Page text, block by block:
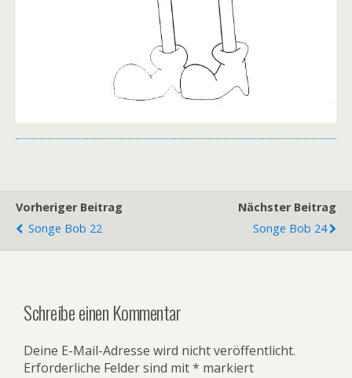
Vorheriger Beitrag
Songe Bob 22
Nächster Beitrag
Songe Bob 24
Schreibe einen Kommentar
Deine E-Mail-Adresse wird nicht veröffentlicht.
Erforderliche Felder sind mit* markiert